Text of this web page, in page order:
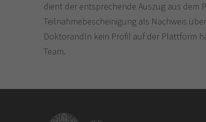
dient der entsprechende Auszug aus dem
Teilnahmebescheinigung als Nachweis
DoktorandIn kein Profil auf der Plattform
Team.